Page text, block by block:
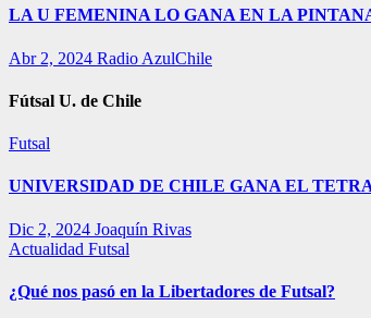
LA U FEMENINA LO GANA EN LA
Abr 2, 2024 Radio AzulChile
Fútsal U. de Chile
Futsal
UNIVERSIDAD DE CHILE GANA EL
Dic 2, 2024 Joaquín Rivas
Actualidad Futsal
¿Qué nos pasó en la Libertadores de Futsal?